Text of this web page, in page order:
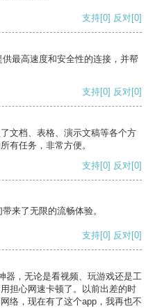
支持[0] 反对[0]
最高速度和安全性的连接，并帮
支持[0] 反对[0]
文档、表格、演示文稿等各个方
有任务，非常方便。
支持[0] 反对[0]
来了无限的流畅体验。
支持[0] 反对[0]
器，无论是看视频、玩游戏还是工
担心网速卡顿了。以前出差的时
络，现在有了这个app，我再也不